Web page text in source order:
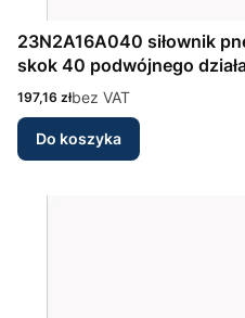
23N2A16A040 siłownik
skok 40 podwójnego
Cena
197,16 złbez VAT
Do koszyka